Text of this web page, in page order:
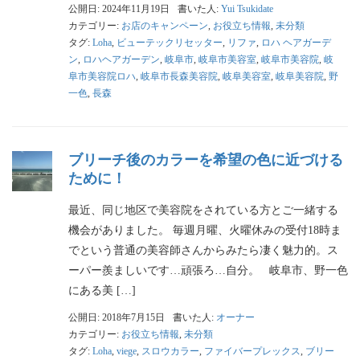
公開日: 2024年11月19日 書いた人: Yui Tsukidate
カテゴリー: お店のキャンペーン お役立ち情報 未分類
タグ: Loha ビューテックリセッター リファ
ロハ ヘアガーデ
ン
ロハヘアガーデン 岐阜市 岐阜市美容室 岐阜市美容院 岐
阜市美容院ロハ 岐阜市長森美容院 岐阜美容室 岐阜美容院 野
一色 長森
ブリーチ後のカラーを希望の色に近づける
ために！
最近、同じ地区で美容院をされている方とご一緒する
機会がありました。 毎週月曜、火曜休みの受付18時ま
でという普通の美容師さんからみたら凄く魅力的。ス
ーパー羨ましいです…頑張ろ…自分。 岐阜市、野一色
にある美 […]
公開日: 2018年7月15日 書いた人: オーナー
カテゴリー: お役立ち情報, 未分類
タグ: Loha, viege, スロウカラー, ファイバープレックス, ブリー